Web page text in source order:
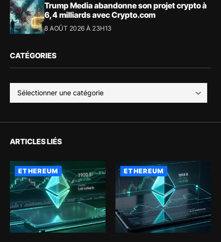
Trump Media abandonne son projet crypto à
6,4 milliards avec Crypto.com
8 AOÛT 2026 À 23H13
CATÉGORIES
ARTICLES LIÉS
ETHEREUM ETHEREUM